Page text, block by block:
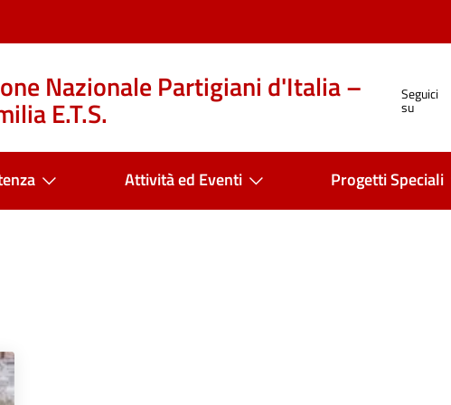
Nazionale Partigiani d'Italia –
E.T.S.
Seguici
su
Attività ed Eventi Progetti Speciali